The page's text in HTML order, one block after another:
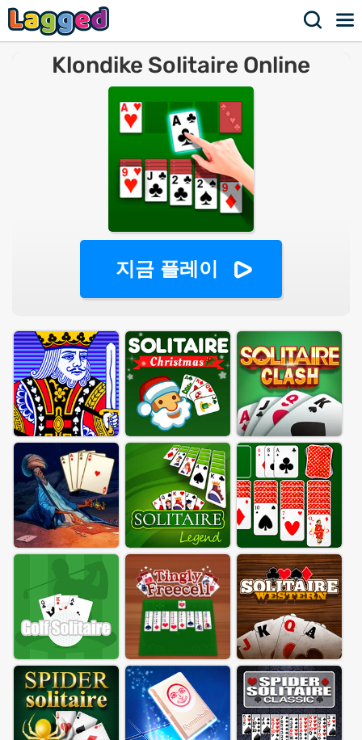
Klondike Solitaire Online
지금 플레이